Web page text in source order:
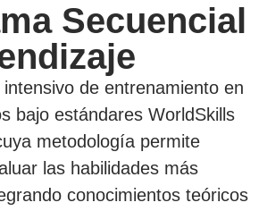
Secuencial
de entrenamiento en
bajo estándares WorldSkills
metodología permite
las habilidades más
conocimientos teóricos